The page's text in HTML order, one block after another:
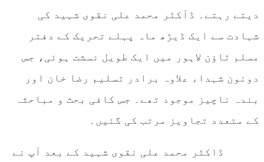
دیتے رہتے۔ ڈآکٹر محمد علی نقوی شہید کی
شہادت سے ایک ڈیڑھ ماہ پہلے تحریک کے دفتر
مسلم ٹاؤن لاہور میں ایک طویل نسشت ہوئی، جس
دونون شہداء علاوہ برادر تسلیم رضا خان اور
بندہ ناچیز موجود تھے۔ جس کافی بحث و مباحثہ
کے متعدد تجاویز مرتب کی گئیں۔
ڈاکٹر محمد علی نقوی شہید کے بعد آپ نے